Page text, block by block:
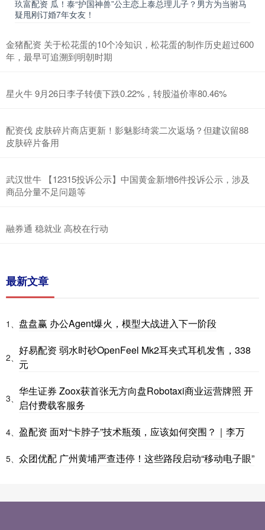
玖富配资 瓜！泰“护国神兽”公主恋上泰总理儿子？男方为当驸马
疑甩刚订婚7年女友！
金猪配资 关于松花蛋的10个冷知识，松花蛋的制作历史超过600
年，最早可追溯到明朝时期
星火牛 9月26日李子转债下跌0.22%，转股溢价率80.46%
配资伐 皮肤碎片商店更新！影魅影绮裳二次返场？但建议留88
皮肤碎片备用
武汉世牛 【12315投诉公示】中国黄金新增6件投诉公示，涉及
商品分量不足问题等
融券通 稳就业 高校在行动
最新文章
1、 盘盘赢 办公Agent爆火，模型大战进入下一阶段
2、
好易配资 弱水时砂OpenFeel Mk2耳夹式耳机发售，338
元
3、
华生证券 Zoox获首张无方向盘Robotaxi商业运营牌照 开
启付费载客服务
4、 盈配资 面对“卡脖子”技术瓶颈，应该如何突围？｜李万
5、 众团优配 广州黄埔严查违停！这些路段启动“移动电子眼”